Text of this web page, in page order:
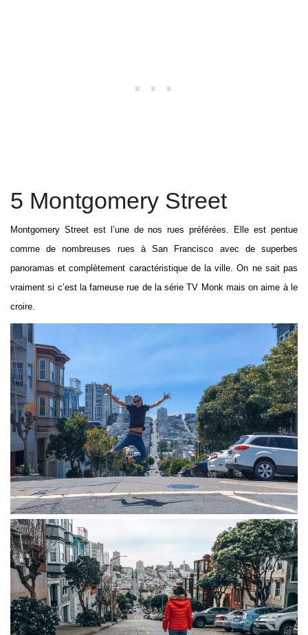
5 Montgomery Street
Montgomery Street est l’une de nos rues préférées. Elle est pentue
comme de nombreuses rues à San Francisco avec de superbes
panoramas et complètement caractéristique de la ville. On ne sait pas
vraiment si c’est la fameuse rue de la série TV Monk mais on aime à le
croire.